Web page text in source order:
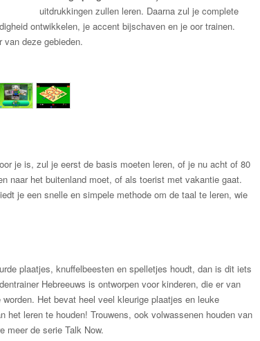
uitdrukkingen zullen leren. Daarna zul je complete
ontwikkelen, je accent bijschaven en je oor trainen.
van deze gebieden.
je is, zul je eerst de basis moeten leren, of je nu acht of 80
naar het buitenland moet, of als toerist met vakantie gaat.
je een snelle en simpele methode om de taal te leren, wie
plaatjes, knuffelbeesten en spelletjes houdt, dan is dit iets
Hebreeuws is ontworpen voor kinderen, die er van
Het bevat heel veel kleurige plaatjes en leuke
het leren te houden! Trouwens, ook volwassenen houden van
meer de serie Talk Now.